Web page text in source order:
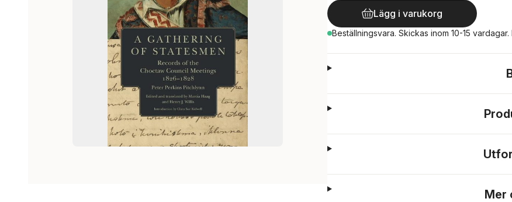
Lägg i varukorg
Beställningsvara. Skickas inom 10-15 vardagar.
Mer